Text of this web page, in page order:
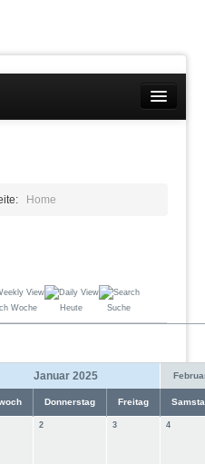
Home
Woche Heute Suche
Januar 2025
Donnerstag Freitag
2 3 4